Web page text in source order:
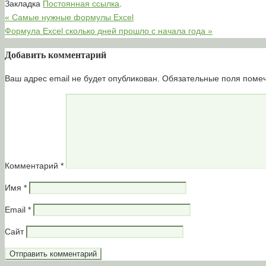
Закладка Постоянная ссылка.
« Самые нужные формулы Excel
Формула Excel сколько дней прошло с начала года »
Добавить комментарий
Ваш адрес email не будет опубликован. Обязательные поля
Комментарий *
Имя *
Email *
Сайт